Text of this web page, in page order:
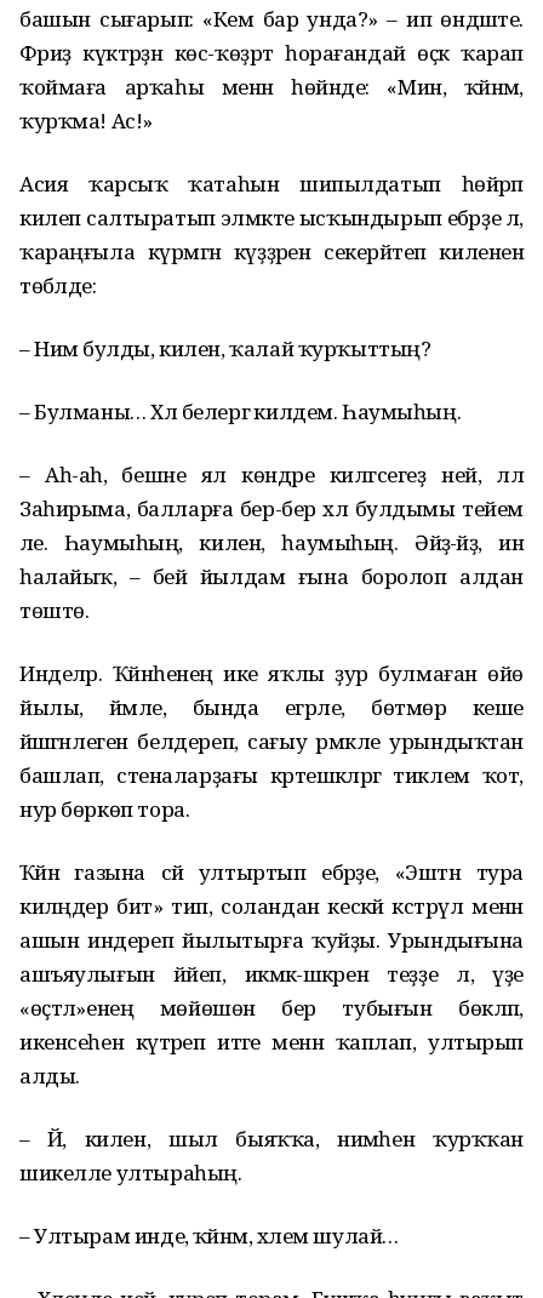
башын сығарып: «Кем бар унда?» – ип өндәште.
Фәриҙә күктәрҙән көс-ҡөҙрәт һорағандай өҫкә ҡарап
ҡоймаға арҡаһы менән һөйәнде: «Мин, ҡәйнәм,
ҡурҡма! Ас!»
Асия ҡарсыҡ ҡатаһын шипылдатып һөйрәп
килеп салтыратып элмәкте ысҡындырып ебәрҙе лә,
ҡараңғыла күрмәгән күҙҙәрен секерәйтеп килененә
төбәлде:
– Нимә булды, килен, ҡалай ҡурҡыттың?
– Булманы… Хәл белергә килдем. Һаумыһың.
– Аһ-аһ, әбешне ял көндәре килгәсегеҙ ней, әллә
Заһирыма, балларға бер-бер хәл булдымы тейем
әле. Һаумыһың, килен, һаумыһың. Әйҙә-әйҙә, инә
һалайыҡ, – әбей йылдам ғына боролоп алдан
төштө.
Инделәр. Ҡәйнәһенең ике яҡлы ҙур булмаған өйө
йылы, йәмле, бында егәрле, бөтмөр кеше
йәшәгәнлеген белдереп, сағыу әрмәкле урындыҡтан
башлап, стеналарҙағы кәртешкәләргә тиклем ҡот,
нур бөркөп тора.
Ҡәйнә газына сәй ултыртып ебәрҙе, «Эштән тура
киләңдер бит» тип, соландан кескәй кәстрүл менән
ашын индереп йылытырға ҡуйҙы. Урындығына
ашъяулығын йәйеп, икмәк-шәкәрен теҙҙе лә, үҙе
«өҫтәл»енең мөйөшөнә бер тубығын бөкләп,
икенсеһен күтәреп итәге менән ҡаплап, ултырып
алды.
– Йә, килен, шыл быяҡҡа, нимәһен ҡурҡҡан
шикелле ултыраһың.
– Ултырам инде, ҡәйнәм, хәлем шулай…